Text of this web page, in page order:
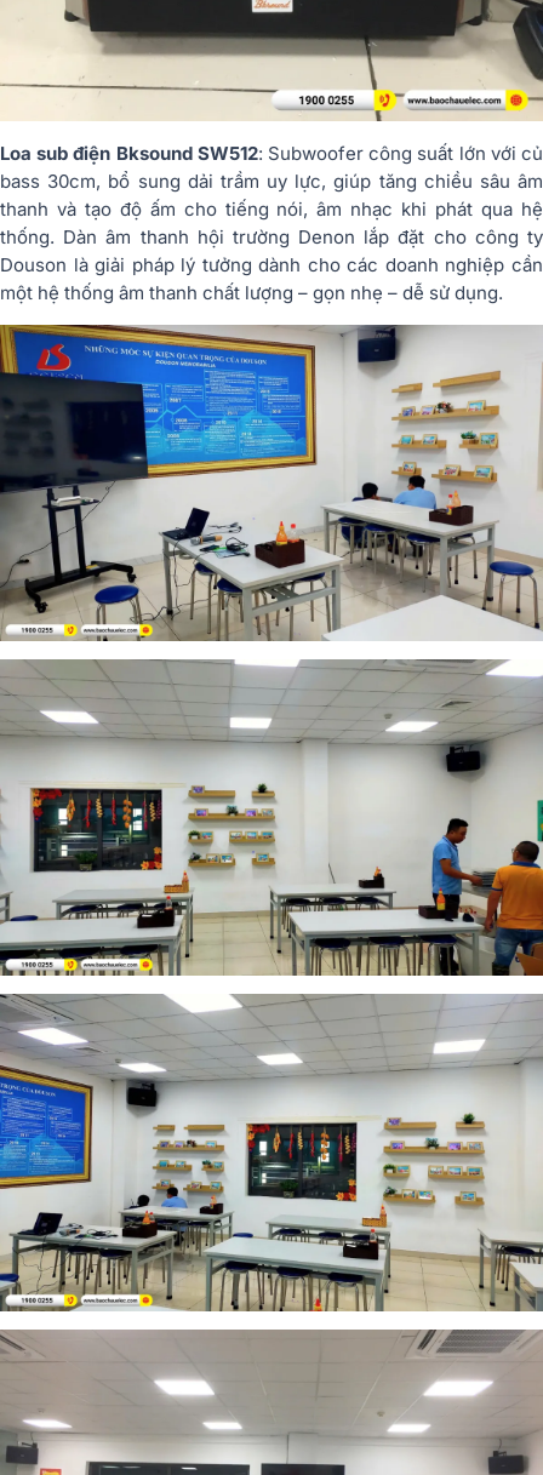
Loa sub điện Bksound SW512: Subwoofer công suất lớn với củ
bass 30cm, bổ sung dải trầm uy lực, giúp tăng chiều sâu âm
thanh và tạo độ ấm cho tiếng nói, âm nhạc khi phát qua hệ
thống. Dàn âm thanh hội trường Denon lắp đặt cho công ty
Douson là giải pháp lý tưởng dành cho các doanh nghiệp cần
một hệ thống âm thanh chất lượng – gọn nhẹ – dễ sử dụng.